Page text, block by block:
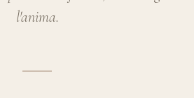
l'anima.